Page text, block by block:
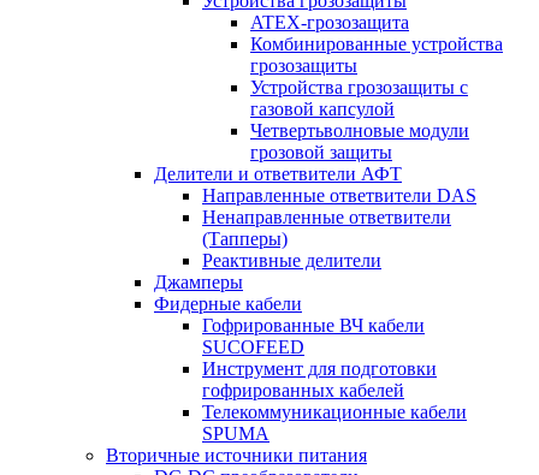
ATEX-грозозащита
Комбинированные устройства
грозозащиты
Устройства грозозащиты с
газовой капсулой
Четвертьволновые модули
грозовой защиты
Делители и ответвители АФТ
Направленные ответвители DAS
Ненаправленные ответвители
(Тапперы)
Реактивные делители
Джамперы
Фидерные кабели
Гофрированные ВЧ кабели
SUCOFEED
Инструмент для подготовки
гофрированных кабелей
Телекоммуникационные кабели
SPUMA
Вторичные источники питания